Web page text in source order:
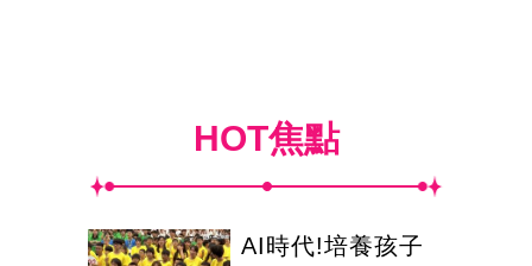
HOT焦點
AI時代!培養孩子